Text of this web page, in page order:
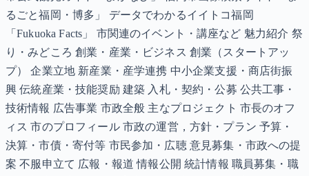
るごと福岡・博多」 データでわかるイイトコ福岡
「Fukuoka Facts」 市関連のイベント・講座など 魅力紹介 祭
り・みどころ 創業・産業・ビジネス 創業（スタートアッ
プ） 企業立地 新産業・産学連携 中小企業支援・商店街振
興 伝統産業・技能奨励 建築 入札・契約・公募 公共工事・
技術情報 広告事業 市政全般 主なプロジェクト 市長のオフ
ィス 市のプロフィール 市政の運営，方針・プラン 予算・
決算・市債・寄付等 市民参加・広聴 意見募集・市政への提
案 不服申立て 広報・報道 情報公開 統計情報 職員募集・職